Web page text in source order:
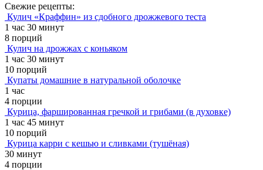
Свежие рецепты:
Кулич «Краффин» из сдобного дрожжевого теста
1 час 30 минут
8 порций
Кулич на дрожжах с коньяком
1 час 30 минут
10 порций
Купаты домашние в натуральной оболочке
1 час
4 порции
Курица, фаршированная гречкой и грибами (в духовке)
1 час 45 минут
10 порций
Курица карри с кешью и сливками (тушёная)
30 минут
4 порции